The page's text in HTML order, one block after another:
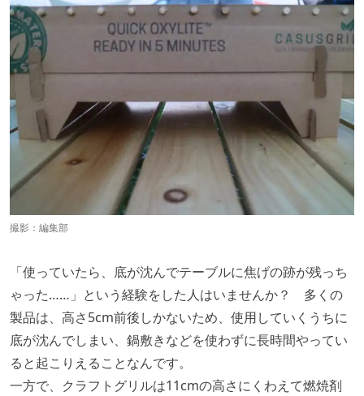
撮影：編集部
「使っていたら、底が沈んでテーブルに焦げの跡が残っち
ゃった……」という経験をした人はいませんか？ 多くの
製品は、高さ5cm前後しかないため、使用していくうちに
底が沈んでしまい、鍋敷きなどを使わずに長時間やってい
ると起こりえることなんです。
一方で、クラフトグリルは11cmの高さにくわえて燃焼剤